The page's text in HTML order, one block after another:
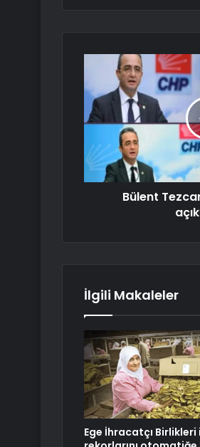
Bülent
İlgili Makaleler
Ege İhracatçı